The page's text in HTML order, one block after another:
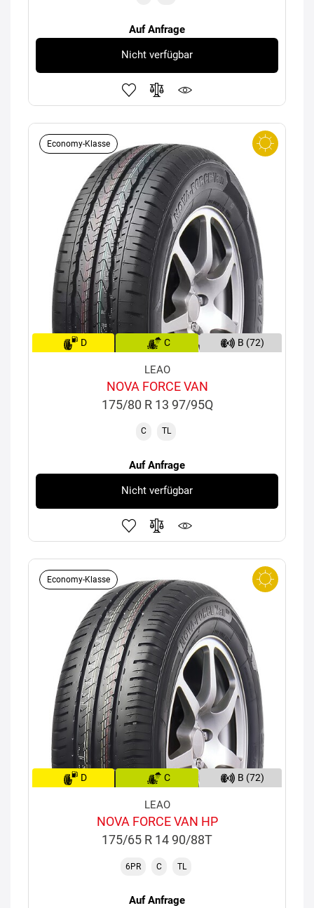
Auf Anfrage
Nicht verfügbar
Economy-Klasse
D C B (72)
LEAO
NOVA FORCE VAN
175/80 R 13 97/95Q
C TL
Auf Anfrage
Nicht verfügbar
Economy-Klasse
D C B (72)
LEAO
NOVA FORCE VAN HP
175/65 R 14 90/88T
6PR C TL
Auf Anfrage